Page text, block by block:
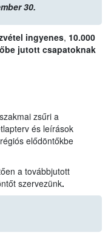
30.
ingyenes, 10.000
jutott csapatoknak
zsűri a
és leírások
elődöntőkbe
a továbbjutott
szervezünk.